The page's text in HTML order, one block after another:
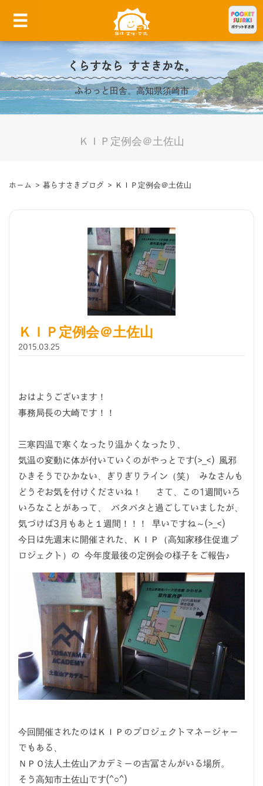
くらすなら すさきかな。
ふわっと田舎。高知県須崎市
ＫＩＰ定例会＠土佐山
ホーム > 暮らすさきブログ > ＫＩＰ定例会＠土佐山
ＫＩＰ定例会＠土佐山
2015.03.25
おはようございます！
事務局長の大崎です！！
三寒四温で寒くなったり温かくなったり、
気温の変動に体が付いていくのがやっとです(>_<) 風邪
ひきそうでひかない、ぎりぎりライン（笑） みなさんも
どうぞお気を付けくださいね！ さて、この1週間いろ
いろなことがあって、 バタバタと過ごしていましたが、
気づけば3月もあと１週間！！！ 早いですね～(>_<)
今日は先週末に開催された、ＫＩＰ（高知家移住促進プ
ロジェクト）の 今年度最後の定例会の様子をご報告♪
今回開催されたのはＫＩＰのプロジェクトマネージャー
でもある、
ＮＰＯ法人土佐山アカデミーの吉冨さんがいる場所。
そう高知市土佐山です(^○^)